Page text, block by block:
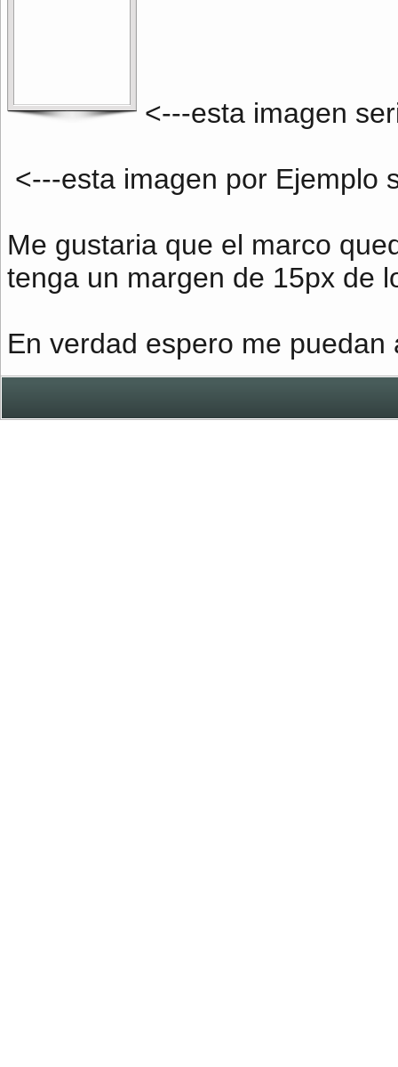
<---esta imagen
<---esta imagen por Ejemplo
Me gustaria que el marco
tenga un margen de 15px de
En verdad espero me puedan